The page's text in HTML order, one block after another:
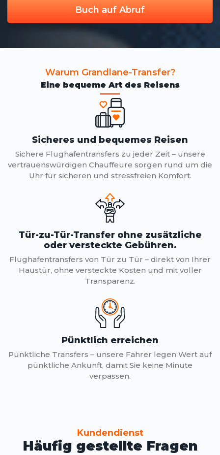
Buch auf Abruf
Warum Grandlane-Transfer?
Eine bequeme Art des Reisens
Sicheres und bequemes Reisen
Sichere Flughafentransfers zu jeder Zeit – unsere
vertrauenswürdigen Chauffeure sorgen rund um die
Uhr für sicheren und stressfreien Komfort.
Tür-zu-Tür-Transfer ohne zusätzliche
oder versteckte Gebühren.
Flughafentransfers von Tür zu Tür – direkt von Ihrer
Haustür, ohne versteckte Kosten und mit voller
Transparenz.
Pünktlich erreichen
Pünktliche Transfers – unsere Fahrer legen Wert auf
pünktliche Ankunft, damit Sie keine Minute
verpassen.
Kundendienst
Häufig gestellte Fragen